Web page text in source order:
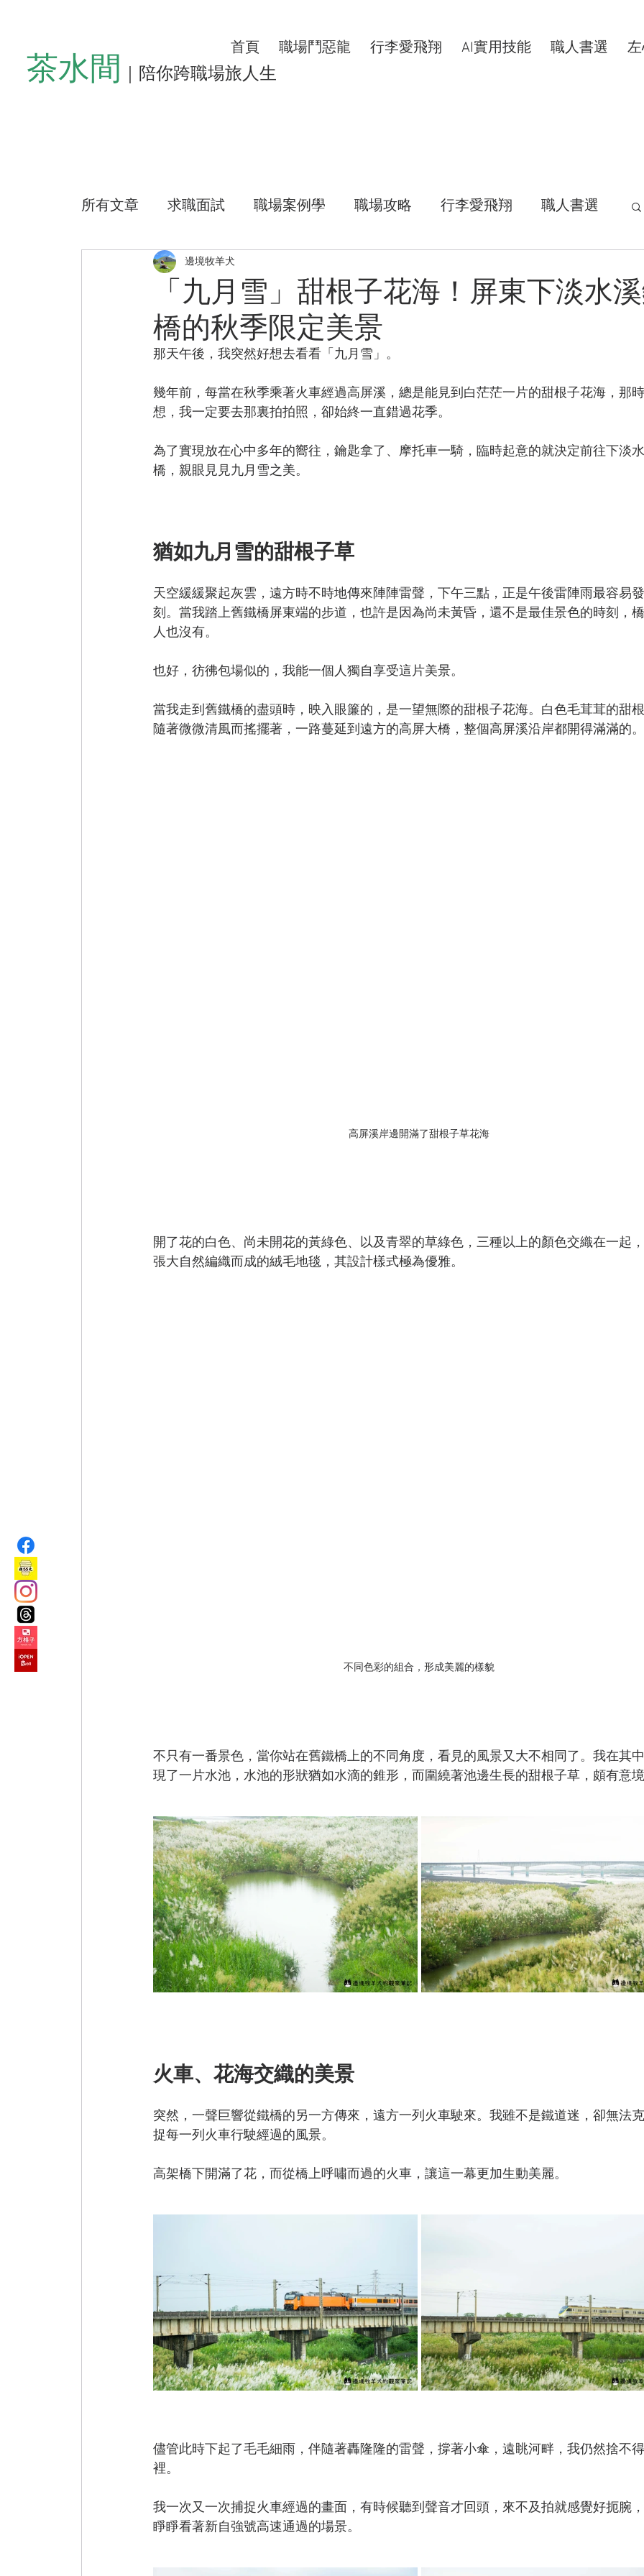
茶水間 ｜陪你跨職場旅人生
首頁 職場鬥惡龍 行李愛飛翔 AI實用技能 職人書選
所有文章 求職面試 職場案例學 職場攻略 行李愛飛翔 職人書選
懶人沙發 左心房空位
公益路上 測驗小程式 好康分享
「九月雪」甜根子花海！屏東下淡水
橋的秋季限定美景
邊境牧羊犬
那天午後，我突然好想去看看「九月雪」。
幾年前，每當在秋季乘著火車經過高屏溪，總是能見到白茫茫一片的甜根子花海，那
想，我一定要去那裏拍拍照，卻始終一直錯過花季。
為了實現放在心中多年的嚮往，鑰匙拿了、摩托車一騎，臨時起意的就決定前往下淡
橋，親眼見見九月雪之美。
猶如九月雪的甜根子草
天空緩緩聚起灰雲，遠方時不時地傳來陣陣雷聲，下午三點，正是午後雷陣雨最容易
刻。當我踏上舊鐵橋屏東端的步道，也許是因為尚未黃昏，還不是最佳景色的時刻，
人也沒有。
也好，彷彿包場似的，我能一個人獨自享受這片美景。
當我走到舊鐵橋的盡頭時，映入眼簾的，是一望無際的甜根子花海。白色毛茸茸的甜
隨著微微清風而搖擺著，一路蔓延到遠方的高屏大橋，整個高屏溪沿岸都開得滿滿的。
高屏溪岸邊開滿了甜根子草花海
開了花的白色、尚未開花的黃綠色、以及青翠的草綠色，三種以上的顏色交織在一起
張大自然編織而成的絨毛地毯，其設計樣式極為優雅。
不同色彩的組合，形成美麗的樣貌
不只有一番景色，當你站在舊鐵橋上的不同角度，看見的風景又大不相同了。我在其
現了一片水池，水池的形狀猶如水滴的錐形，而圍繞著池邊生長的甜根子草，頗有意
火車、花海交織的美景
突然，一聲巨響從鐵橋的另一方傳來，遠方一列火車駛來。我雖不是鐵道迷，卻無法
捉每一列火車行駛經過的風景。
高架橋下開滿了花，而從橋上呼嘯而過的火車，讓這一幕更加生動美麗。
儘管此時下起了毛毛細雨，伴隨著轟隆隆的雷聲，撐著小傘，遠眺河畔，我仍然捨不
裡。
我一次又一次捕捉火車經過的畫面，有時候聽到聲音才回頭，來不及拍就感覺好扼腕
睜睜看著新自強號高速通過的場景。